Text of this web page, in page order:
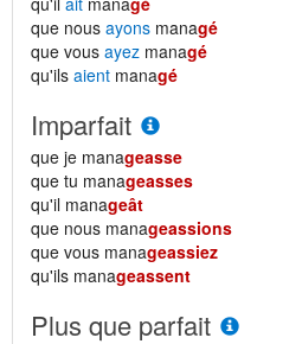
que nous ayons managé
que vous ayez managé
qu'ils aient managé
Imparfait
que je manageasse
que tu manageasses
qu'il manageât
que nous manageassions
que vous manageassiez
qu'ils manageassent
Plus que parfait